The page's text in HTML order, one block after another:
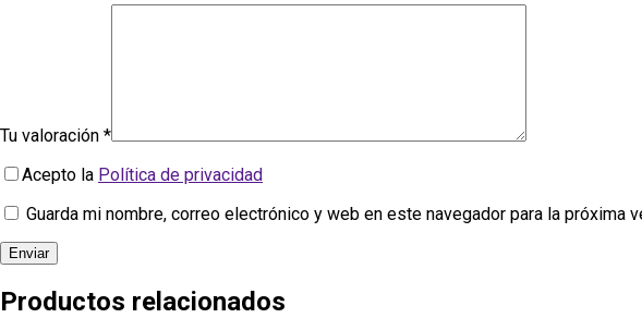
Tu valoración *
Acepto la Política de privacidad
Guarda mi nombre, correo electrónico y web en este navegador para la próxima
Enviar
Productos relacionados